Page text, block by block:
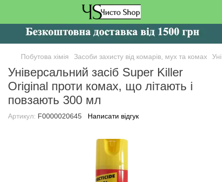
Побутова хімія Засоби захисту від комарів, мух та комах
Універсальний засіб Super Killer
Original проти комах, що літають і
повзають 300 мл
Артикул: F0000020645 Написати відгук